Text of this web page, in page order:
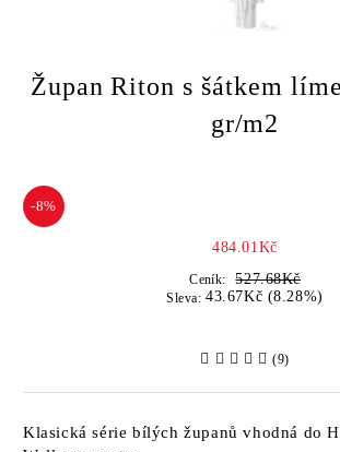
Župan Riton s šátkem
gr/m2
-8%
484.01Kč
Ceník: 527.68Kč
Sleva: 43.67Kč (8.28%)
(9)
Klasická série bílých županů vhodná do